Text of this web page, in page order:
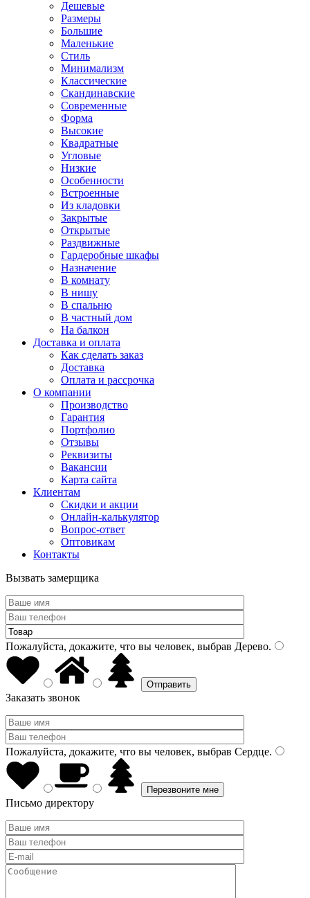
Дешевые
Размеры
Большие
Маленькие
Стиль
Минимализм
Классические
Скандинавские
Современные
Форма
Высокие
Квадратные
Угловые
Низкие
Особенности
Встроенные
Из кладовки
Закрытые
Открытые
Раздвижные
Гардеробные шкафы
Назначение
В комнату
В нишу
В спальню
В частный дом
На балкон
Доставка и оплата
Как сделать заказ
Доставка
Оплата и рассрочка
О компании
Производство
Гарантия
Портфолио
Отзывы
Реквизиты
Вакансии
Карта сайта
Клиентам
Скидки и акции
Онлайн-калькулятор
Вопрос-ответ
Оптовикам
Контакты
Вызвать замерщика
Пожалуйста, докажите, что вы человек, выбрав Дерево.
Заказать звонок
Пожалуйста, докажите, что вы человек, выбрав Сердце.
Письмо директору